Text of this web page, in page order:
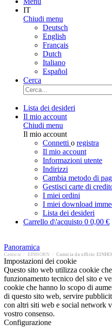
IT
Chiudi menu
Deutsch
English
Français
Dutch
Italiano
Español
Cerca
Lista dei desideri
Il mio account
Chiudi menu
Il mio account
Connetti o registra
Il mio account
Informazioni utente
Indirizzi
Cambia metodo di
Gestisci carte di
I miei ordini
I miei download
Lista dei desideri
Carrello d\'acquisto 0 0,00 €
Panoramica
Camicie EINHORN Camicia da ufficio
Impostazioni dei cookie
Questo sito web utilizza cookie
funzionamento tecnico del sito e
cookie che hanno lo scopo di
di questo sito web, servire
con altri siti web e social network
vostro consenso.
Configurazione